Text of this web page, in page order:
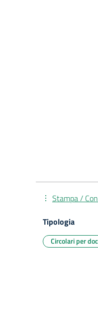
Stampa /
Tipologia
Circolari per